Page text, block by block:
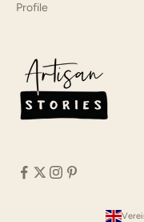
Profile